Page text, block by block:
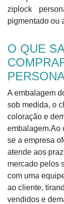
ziplock
pigmentado ou
O QUE
A embalagem
sob medida, o
coloração e
embalagem.Ao
se a empresa
atende aos
mercado pelos
com uma
ao cliente,
vendidos e